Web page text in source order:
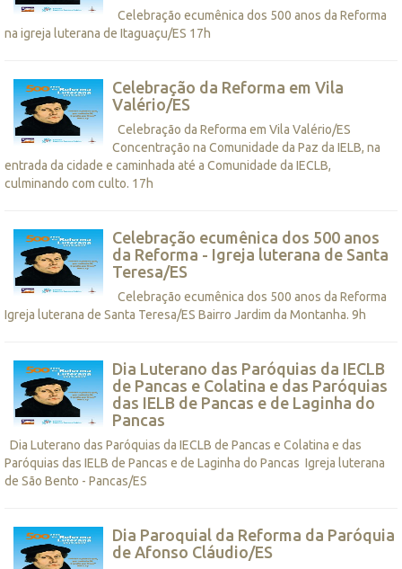
Celebração ecumênica dos 500 anos da Reforma
na igreja luterana de Itaguaçu/ES 17h
Celebração da Reforma em Vila
Valério/ES
Celebração da Reforma em Vila Valério/ES
Concentração na Comunidade da Paz da IELB, na
entrada da cidade e caminhada até a Comunidade da IECLB,
culminando com culto. 17h
Celebração ecumênica dos 500 anos
da Reforma - Igreja luterana de Santa
Teresa/ES
Celebração ecumênica dos 500 anos da Reforma
Igreja luterana de Santa Teresa/ES Bairro Jardim da Montanha. 9h
Dia Luterano das Paróquias da IECLB
de Pancas e Colatina e das Paróquias
das IELB de Pancas e de Laginha do
Pancas
Dia Luterano das Paróquias da IECLB de Pancas e Colatina e das
Paróquias das IELB de Pancas e de Laginha do Pancas Igreja luterana
de São Bento - Pancas/ES
Dia Paroquial da Reforma da Paróquia
de Afonso Cláudio/ES